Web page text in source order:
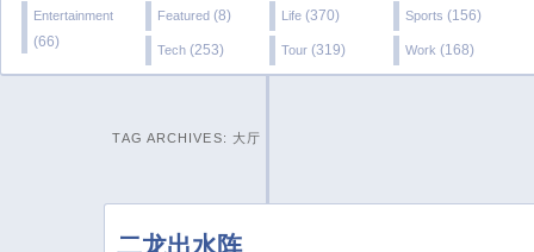
Entertainment
(66)
Featured (8) Life (370) Sports (156)
Tech (253) Tour (319) Work (168)
TAG ARCHIVES: 大厅
二龙出水阵